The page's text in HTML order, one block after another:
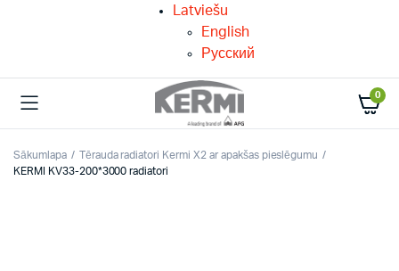
Latviešu
English
Русский
0
Sākumlapa
Tērauda radiatori Kermi X2 ar apakšas pieslēgumu
KERMI KV33-200*3000 radiatori